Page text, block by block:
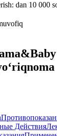
dan 10 000
Действия